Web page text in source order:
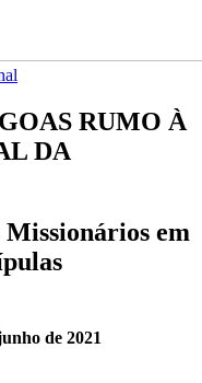
RUMO À
DA
Missionários em
de 2021